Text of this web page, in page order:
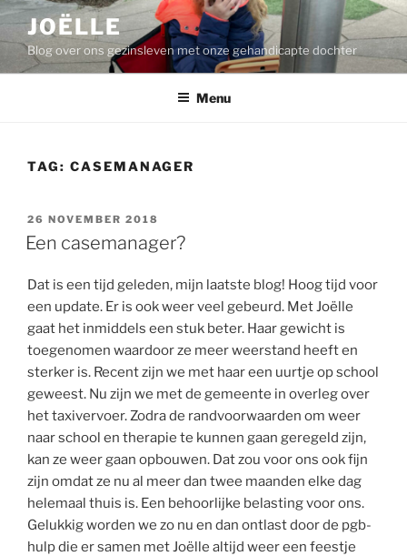
Ga
inhoud
JOËLLE
Blog over ons gezinsleven met onze gehandicapte dochter
Menu
TAG: CASEMANAGER
GEPLAATST
OP
26 NOVEMBER 2018
Een casemanager?
Dat is een tijd geleden, mijn laatste blog! Hoog tijd voor
een update. Er is ook weer veel gebeurd. Met Joëlle
gaat het inmiddels een stuk beter. Haar gewicht is
toegenomen waardoor ze meer weerstand heeft en
sterker is. Recent zijn we met haar een uurtje op school
geweest. Nu zijn we met de gemeente in overleg over
het taxivervoer. Zodra de randvoorwaarden om weer
naar school en therapie te kunnen gaan geregeld zijn,
kan ze weer gaan opbouwen. Dat zou voor ons ook fijn
zijn omdat ze nu al meer dan twee maanden elke dag
helemaal thuis is. Een behoorlijke belasting voor ons.
Gelukkig worden we zo nu en dan ontlast door de pgb-
hulp die er samen met Joëlle altijd weer een feestje